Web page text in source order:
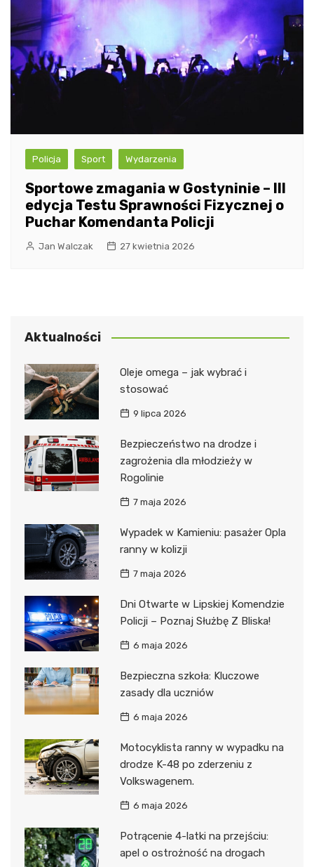
Policja Sport Wydarzenia
Sportowe zmagania w Gostyninie – III
edycja Testu Sprawności Fizycznej o
Puchar Komendanta Policji
Jan Walczak 27 kwietnia 2026
Aktualności
Oleje omega – jak wybrać i
stosować
9 lipca 2026
Bezpieczeństwo na drodze i
zagrożenia dla młodzieży w
Rogolinie
7 maja 2026
Wypadek w Kamieniu: pasażer Opla
ranny w kolizji
7 maja 2026
Dni Otwarte w Lipskiej Komendzie
Policji – Poznaj Służbę Z Bliska!
6 maja 2026
Bezpieczna szkoła: Kluczowe
zasady dla uczniów
6 maja 2026
Motocyklista ranny w wypadku na
drodze K-48 po zderzeniu z
Volkswagenem.
6 maja 2026
Potrącenie 4-latki na przejściu:
apel o ostrożność na drogach